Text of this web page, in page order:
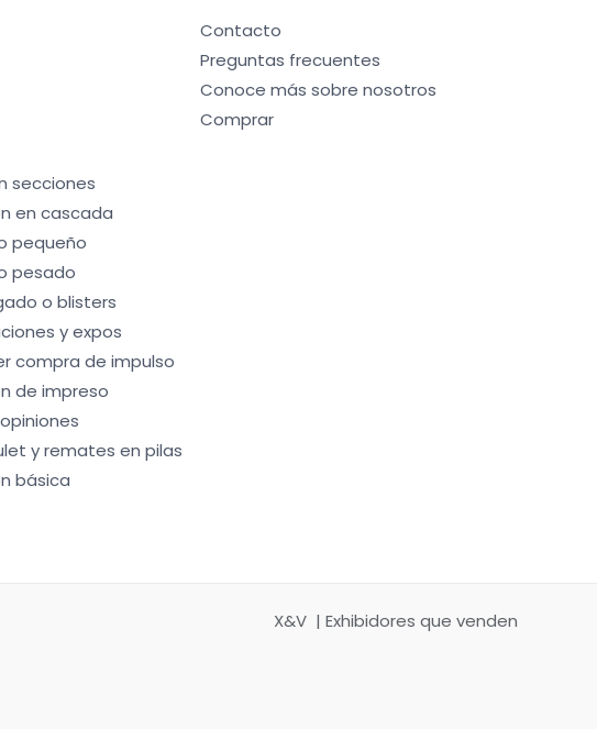
secciones
en cascada
pequeño
pesado
o blisters
y expos
compra de impulso
de impreso
y remates en pilas
básica
Contacto
Preguntas frecuentes
Conoce más sobre nosotros
Comprar
X&V | Exhibidores que venden